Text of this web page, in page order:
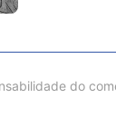
do